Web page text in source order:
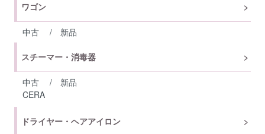
ワゴン
中古 / 新品
スチーマー・消毒器
中古 /
新品
CERA
ドライヤー・ヘアアイロン